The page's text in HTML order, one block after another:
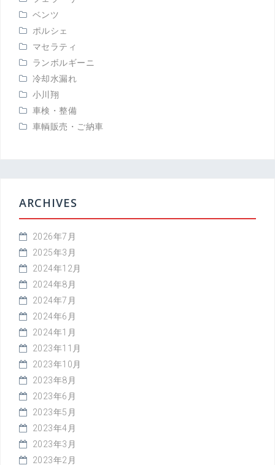
ベンツ
ポルシェ
マセラティ
ランボルギーニ
冷却水漏れ
小川翔
車検・整備
車輌販売・ご納車
ARCHIVES
2026年7月
2025年3月
2024年12月
2024年8月
2024年7月
2024年6月
2024年1月
2023年11月
2023年10月
2023年8月
2023年6月
2023年5月
2023年4月
2023年3月
2023年2月